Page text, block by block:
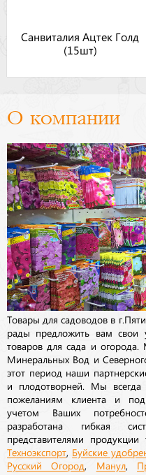
Санвиталия Ацтек Голд
(15шт)
О компании
Товары для садоводов в
рады предложить вам свои
товаров для сада и
Минеральных Вод и
этот период наши
и плодотворней. Мы всегда
пожеланиям клиента и
учетом Ваших
разработана гибкая
представителями
Техноэкспорт Буйские
Русский Огород Манул,